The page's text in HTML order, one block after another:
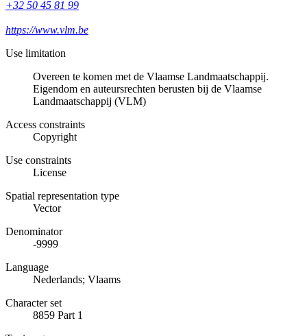
+32 50 45 81 99
https://www.vlm.be
Use limitation
Overeen te komen met de Vlaamse Landmaatschappij.
Eigendom en auteursrechten berusten bij de Vlaamse
Landmaatschappij (VLM)
Access constraints
Copyright
Use constraints
License
Spatial representation type
Vector
Denominator
-9999
Language
Nederlands; Vlaams
Character set
8859 Part 1